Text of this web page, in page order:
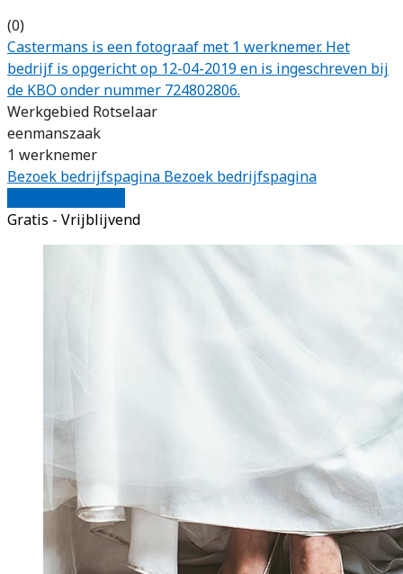
(0)
Castermans is een fotograaf met 1 werknemer. Het
bedrijf is opgericht op 12-04-2019 en is ingeschreven bij
de KBO onder nummer 724802806.
Werkgebied Rotselaar
eenmanszaak
1 werknemer
Bezoek bedrijfspagina Bezoek bedrijfspagina
Gratis - Vrijblijvend